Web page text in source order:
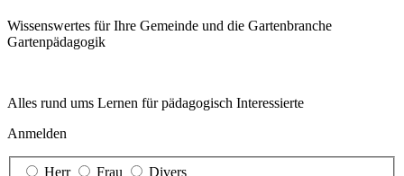
Wissenswertes für Ihre Gemeinde und die Gartenbranche
Garten­pädagogik
Alles rund ums Lernen für pädagogisch Interessierte
Anmelden
Herr Frau Divers